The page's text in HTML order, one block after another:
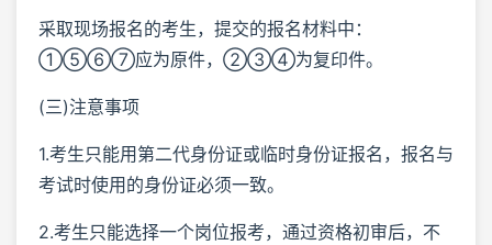
采取现场报名的考生，提交的报名材料中：
①⑤⑥⑦应为原件，②③④为复印件。
(三)注意事项
1.考生只能用第二代身份证或临时身份证报名，报名与
考试时使用的身份证必须一致。
2.考生只能选择一个岗位报考，通过资格初审后，不